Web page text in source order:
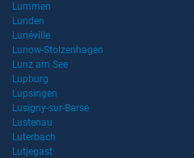
Lummen
Lunden
Lunéville
Lunow-Stolzenhagen
Lunz am See
Lupburg
Lupsingen
Lusigny-sur-Barse
Lustenau
Luterbach
Lutjegast